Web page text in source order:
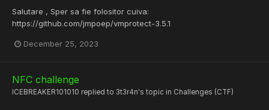
Salutare , Sper sa fie folositor cuiva:
https://github.com/jmpoep/vmprotect-3.5.1
December 25, 2023
NFC challenge
ICEBREAKER101010 replied to 3t3r4n's topic in Challenges (CTF)